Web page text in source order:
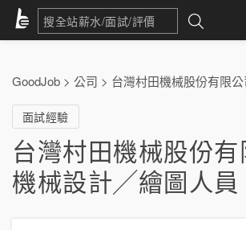
GoodJob > 公司 > 台灣村田機械股份有限公
面試經驗
台灣村田機械股份有
機械設計╱繪圖人員